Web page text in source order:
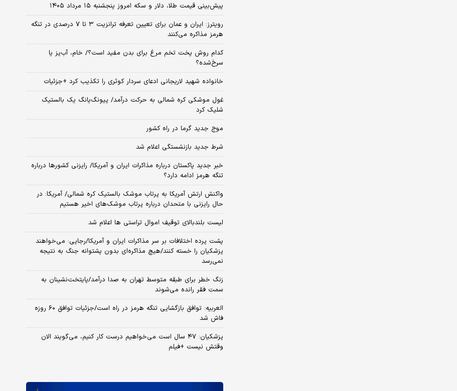
پیش‌بینی قیمت طلا، دلار و سکه امروز پنجشنبه ۱۵ مرداد ۱۴۰۵
رویترز: ایران و عمان برای تعیین تعرفه ترانزیت ۳ تا ۷ درصدی در تنگه
هرمز مذاکره می‌کنند
کدام روش پخت تخم مرغ برای بدن مفید است؟/ خام، آب‌پز یا
سرخ‌شده؟
خانواده شهید لاریجانی ادعای سردار کوثری را تکذیب کرد +جزئیات
غول موشکی کره شمالی به حرکت درآمد/ پیونگ‌یانگ یک بالستیک
شلیک کرد
موج جدید گرما در راه کشور
شرط جدید بازنشستگی اعلام شد
خبر جدید پاکستان درباره مذاکرات ایران و آمریکا/ رایزنی کشورها درباره
تنگه هرمز ادامه دارد؟
واکنش ارتش آمریکا به پرتاب موشک بالستیک کره شمالی/ آمریکا: در
حال رایزنی با متحدان درباره پرتاب موشک‌های اخیر هستیم
لیست بلندبالای توقیف اموال تراستی ها اعلام شد
پشت پرده اختلافات بر سر مذاکرات ایران و آمریکا/رجایی: می‌خواهند
پزشکیان را خسته کنند/هیچ مذاکره‌ای بدون پشتوانه جنگ به نتیجه
نمی‌رسد
زنگ خطر برای طبقه متوسط تهران به صدا درآمد/پایتخت‌نشینان به
سمت فقر رانده می‌شوند
العربیه: توافق بازگشایی تنگه هرمز در راه است/جزئیات توافق ۶۰ روزه
فاش شد
پزشکیان: ۴۷ سال است می‌خواهیم درست کار کنیم، می‌گویند الان
وقتش نیست +فیلم